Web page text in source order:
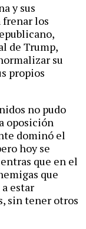
y sus
los
de Trump,
su
propios
no pudo
oposición
dominó el
hoy se
que en el
que
estar
sin tener otros